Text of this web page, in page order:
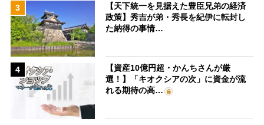
3
【天下統一を見据えた豊臣兄弟の経済
政策】秀吉が弟・秀長を紀伊に転封し
た納得の事情…
4
【資産10億円超・かんちさんが厳
選！】「キオクシアの次」に資金が流
れる期待の高…